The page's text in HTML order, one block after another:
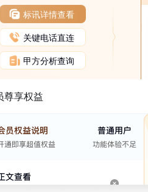
标讯详情查看
关键电话直连
甲方分析查询
尊享权益